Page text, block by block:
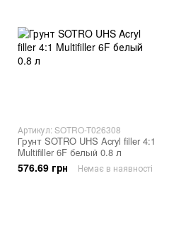
Артикул: SOTRO-T026308
Грунт SOTRO UHS Acryl filler 4:1
Multifiller 6F белый 0.8 л
576.69 грн Немає в наявності